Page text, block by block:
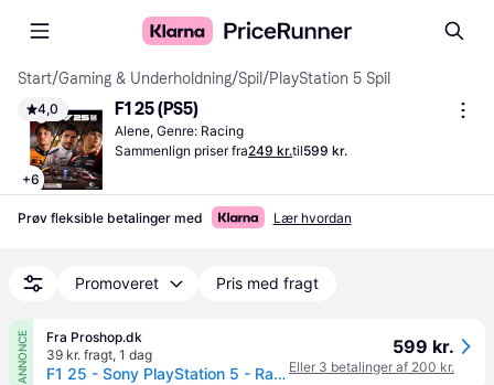
Start/Gaming & Underholdning/Spil /PlayStation 5 Spil
4,0
+6
F1 25 (PS5)
Alene, Genre: Racing
Sammenlign priser fra249 kr.til599 kr.
Prøv fleksible betalinger med Lær hvordan
Promoveret Pris med fragt
ANNONCE
Fra Proshop.dk
39 kr. fragt, 1 dag
F1 25 - Sony PlayStation 5 - Racing
599 kr.
Eller 3 betalinger af 200 kr.